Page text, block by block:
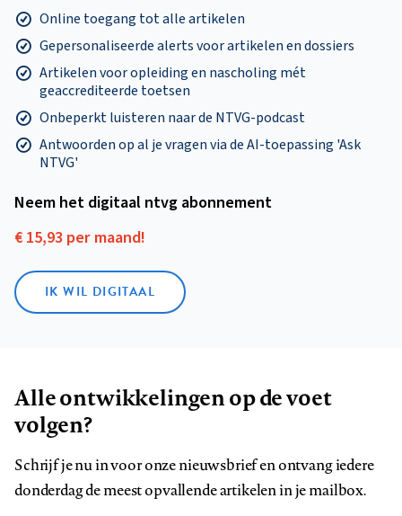
Online toegang tot alle artikelen
Gepersonaliseerde alerts voor artikelen en dossiers
Artikelen voor opleiding en nascholing mét
geaccrediteerde toetsen
Onbeperkt luisteren naar de NTVG-podcast
Antwoorden op al je vragen via de AI-toepassing 'Ask
NTVG'
Neem het digitaal ntvg abonnement
€ 15,93 per maand!
IK WIL DIGITAAL
Alle ontwikkelingen op de voet
volgen?
Schrijf je nu in voor onze nieuwsbrief en ontvang iedere
donderdag de meest opvallende artikelen in je mailbox.